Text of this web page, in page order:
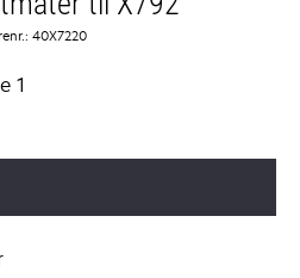
40X7220